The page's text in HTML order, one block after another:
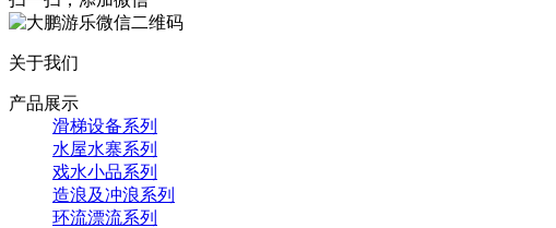
关于我们
产品展示
滑梯设备系列
水屋水寨系列
戏水小品系列
造浪及冲浪系列
环流漂流系列